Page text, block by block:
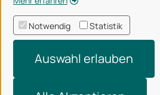
Notwendig Statistik
Auswahl erlauben
Datenschutzerklärung